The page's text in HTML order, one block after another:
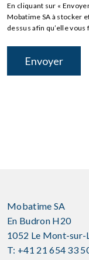
En cliquant sur «
Mobatime SA à stocker
dessus afin qu’elle
Mobatime SA
En Budron H20
1052 Le Mont-sur-
T: +41 21 654 33